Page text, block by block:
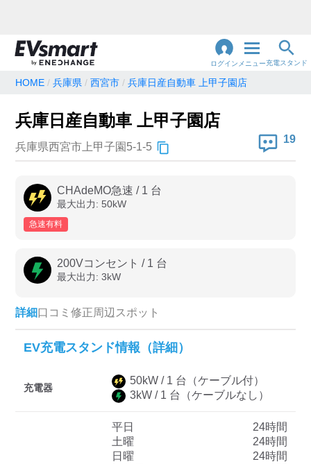
ログイン メニュー充電スタンド
地名・観光スポット・住所 で検索
充電器の種類
急速充電器のみ表示
高速道路上のみ表示
認証システム
EV充電エネチェンジ
三菱ディーラーを表示
日産ディーラーを表示
HOME 兵庫県 西宮市 兵庫日産自動車 上甲子園店
兵庫日産自動車 上甲子園店
兵庫県西宮市上甲子園5-1-5
19
CHAdeMO急速 / 1 台
最大出力: 50kW
急速有料
200Vコンセント / 1 台
最大出力: 3kW
詳細口コミ 修正周辺スポット
EV充電スタンド情報（詳細）
充電器
50kW / 1 台
（ケーブル付）
3kW / 1 台 （ケーブルなし）
平日
24時間
土曜
24時間
日曜
24時間